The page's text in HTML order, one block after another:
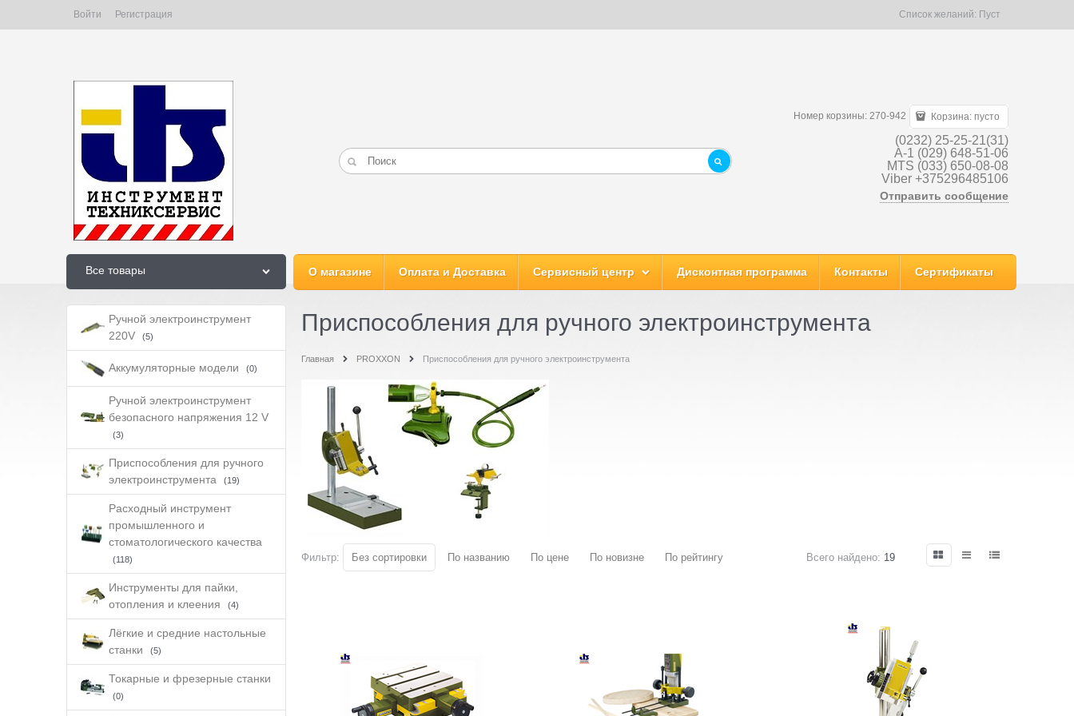
Войти Регистрация Список желаний: Пуст
Номер корзины: 270-942 Корзина: пусто
(0232) 25-25-21(31)
A-1 (029) 648-51-06
MTS (033) 650-08-08
Viber +375296485106
Отправить сообщение
Все товары О магазине Оплата и Доставка Сервисный центр Дисконтная программа Контакты Сертификаты
Ручной электроинструмент
220V
(5)
Аккумуляторные модели (0)
Ручной электроинструмент
безопасного напряжения 12 V
(3)
Приспособления для ручного
электроинструмента
(19)
Расходный инструмент
промышленного и
стоматологического качества
(118)
Инструменты для пайки,
отопления и клеения
(4)
Лёгкие и средние настольные
станки
(5)
Токарные и фрезерные станки
(0)
Приспособления для ручного электроинструмента
Главная PROXXON Приспособления для ручного электроинструмента
Фильтр: Без сортировки По названию По цене По новизне По рейтингу Всего найдено: 19